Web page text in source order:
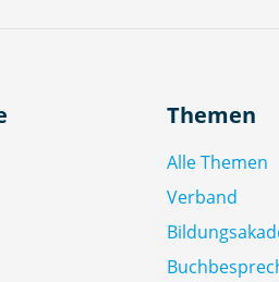
Themen
Alle Themen
Verband